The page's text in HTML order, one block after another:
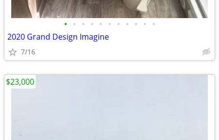
• • • • • • • • • • •
2020 Grand Design Imagine
7/16
$23,000